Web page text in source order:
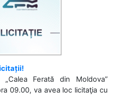
Ferată din Moldova”
09.00, va avea loc licitaţia cu